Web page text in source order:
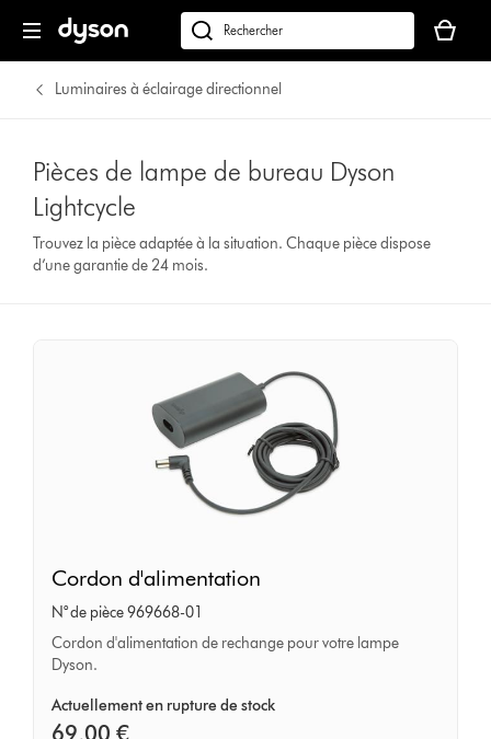
Rechercher
des
produits
panier
est
Luminaires à éclairage directionnel
Pièces de lampe de bureau Dyson
Lightcycle
Trouvez la pièce adaptée à la situation. Chaque pièce dispose
d’une garantie de 24 mois.
d'alimentation
Cordon d'alimentation
N° de pièce 969668-01
Cordon d'alimentation de rechange pour votre lampe
Dyson.
Actuellement en rupture de stock